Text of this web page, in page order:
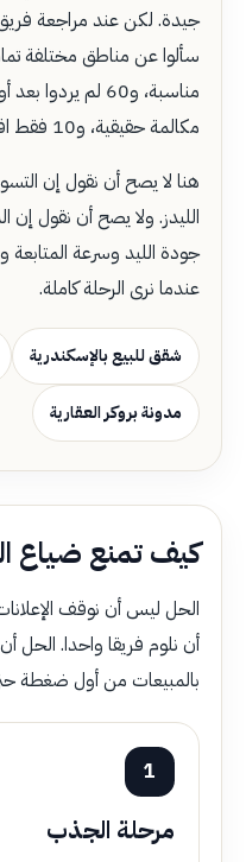
مكالمة حقيقية، و10 فقط اقتربوا من المعاينة.
هنا لا يصح أن نقول إن
الليدز. ولا يصح أن نقول
جودة الليد وسرعة المتابعة
عندما نرى الرحلة كاملة.
شقق للبيع بالإسكندرية
مدونة بروكر العقارية
كيف تمنع ضياع
الحل ليس أن نوقف
أن نلوم فريقا واحدا. الحل
بالمبيعات من أول ضغطة
1
مرحلة الجذب